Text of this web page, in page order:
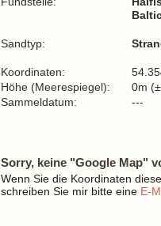
Sandtyp:
Koordinaten:
Höhe (Meerespiegel):
0m
Sammeldatum:
---
Sorry, keine "Google Map"
Wenn Sie die Koordinaten
schreiben Sie mir bitte eine E-